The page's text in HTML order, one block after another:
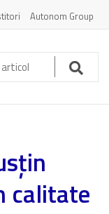
Autonom Group
calitate